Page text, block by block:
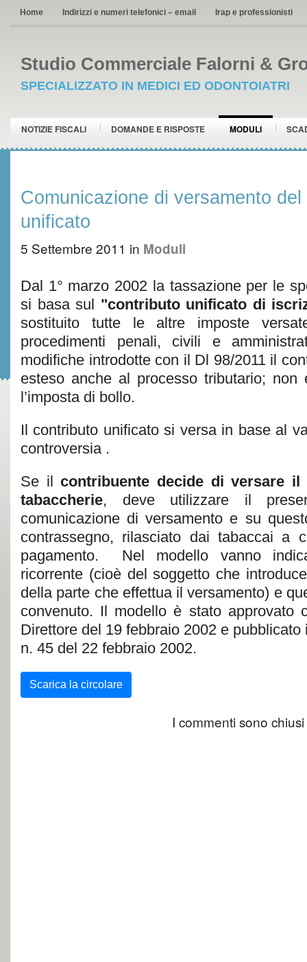
Home Indirizzi e numeri telefonici – email Irap e professionisti
Studio Commerciale Falorni &
SPECIALIZZATO IN MEDICI ED ODONTOIATRI
NOTIZIE FISCALI DOMANDE E RISPOSTE MODULI
Comunicazione di versamento
unificato
5 Settembre 2011 in Moduli
Dal 1° marzo 2002 la tassazione per le
si basa sul "contributo unificato di
sostituito tutte le altre imposte
procedimenti penali, civili e
modifiche introdotte con il Dl 98/2011 il
esteso anche al processo tributario; non
l’imposta di bollo.
Il contributo unificato si versa in base al
controversia .
Se ilcontribuente decide di versare
tabaccherie, deve utilizzare il
comunicazione di versamento e su
contrassegno, rilasciato dai tabaccai a
pagamento. Nel modello vanno
ricorrente (cioè del soggetto che
della parte che effettua il versamento) e
convenuto. Il modello è stato approvato
Direttore del 19 febbraio 2002 e
n. 45 del 22 febbraio 2002.
Scarica la circolare
I commenti sono chiusi